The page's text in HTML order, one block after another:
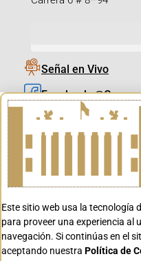
Señal en Vivo
Este sitio web usa la tecnología
para proveer una experiencia al
navegación. Si continúas en el
aceptando nuestra Política de